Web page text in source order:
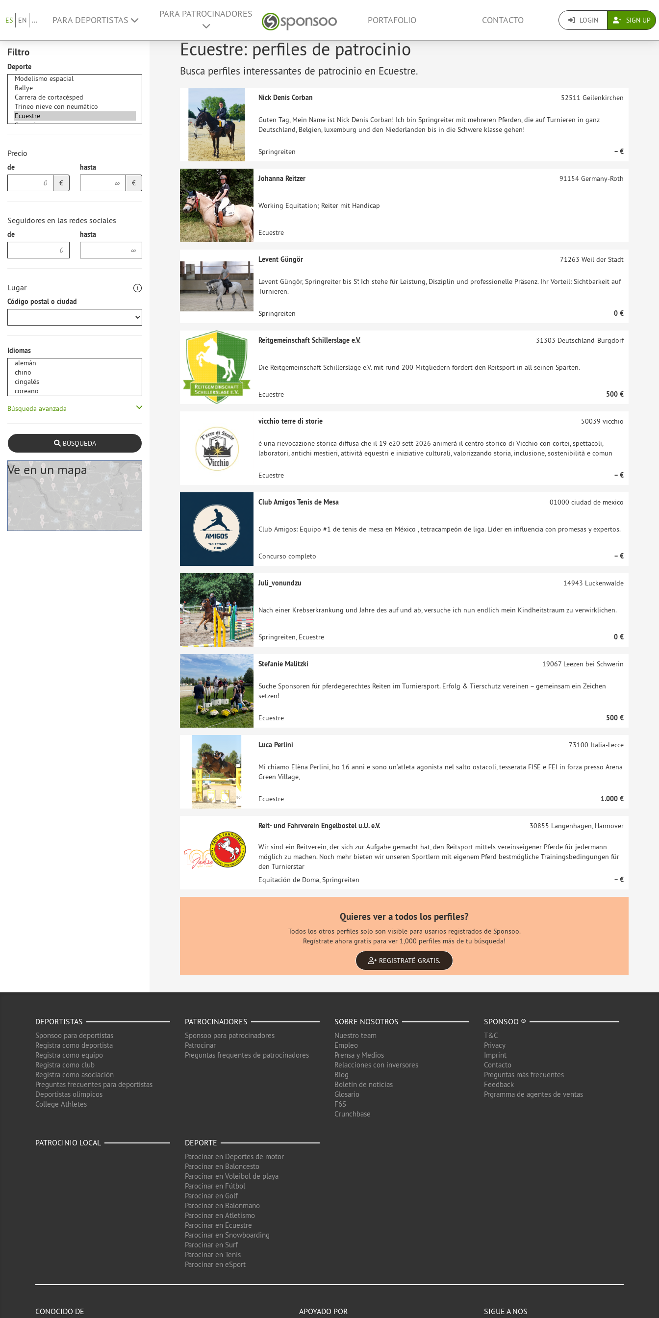
ES EN ... PARA DEPORTISTAS
PARA PATROCINADORES
PORTAFOLIO CONTACTO LOGIN SIGN UP
Filtro
Deporte
Precio
de
€
hasta
€
Seguidores en las redes sociales
de hasta
Lugar
Código postal o ciudad
Idiomas
Búsqueda avanzada
BÚSQUEDA
Ve en un mapa
Ecuestre: perfiles de patrocinio
Busca perfiles interessantes de patrocinio en Ecuestre.
Nick Denis Corban
Guten Tag, Mein Name ist Nick Denis Corban! Ich bin Springreiter mit mehreren Pferden, die auf Turnieren in ganz
Deutschland, Belgien, luxemburg und den Niederlanden bis in die Schwere klasse gehen!
52511 Geilenkirchen
Springreiten – €
Johanna Reitzer
Working Equitation; Reiter mit Handicap
91154Germany-Roth
Ecuestre
Levent Güngör
Levent Güngör, Springreiter bis S*. Ich stehe für Leistung, Disziplin und professionelle Präsenz. Ihr Vorteil: Sichtbarkeit auf
Turnieren.
71263 Weil der Stadt
Springreiten 0 €
Reitgemeinschaft Schillerslage e.V.
Die Reitgemeinschaft Schillerslage e.V. mit rund 200 Mitgliedern fördert den Reitsport in all seinen Sparten.
31303 Deutschland-Burgdorf
Ecuestre 500 €
vicchio terre di storie
è una rievocazione storica diffusa che il 19 e20 sett 2026 animerà il centro storico di Vicchio con cortei, spettacoli,
laboratori, antichi mestieri, attività equestri e iniziative culturali, valorizzando storia, inclusione, sostenibilità e comun
50039 vicchio
Ecuestre – €
Club Amigos Tenis de Mesa
Club Amigos: Equipo #1 de tenis de mesa en México , tetracampeón de liga. Líder en influencia con promesas y expertos.
01000 ciudad de mexico
Concurso completo – €
Juli_vonundzu
Nach einer Krebserkrankung und Jahre des auf und ab, versuche ich nun endlich mein Kindheitstraum zu verwirklichen.
14943 Luckenwalde
Springreiten, Ecuestre 0 €
Stefanie Malitzki
Suche Sponsoren für pferdegerechtes Reiten im Turniersport. Erfolg & Tierschutz vereinen – gemeinsam ein Zeichen
setzen!
19067Leezen bei Schwerin
Ecuestre 500 €
Luca Perlini
Mi chiamo Elèna Perlini, ho 16 anni e sono un’atleta agonista nel salto ostacoli, tesserata FISE e FEI in forza presso Arena
Green Village,
73100 Italia-Lecce
Ecuestre 1.000 €
Reit- und Fahrverein Engelbostel u.U. e.V.
Wir sind ein Reitverein, der sich zur Aufgabe gemacht hat, den Reitsport mittels vereinseigener Pferde für jedermann
möglich zu machen. Noch mehr bieten wir unseren Sportlern mit eigenem Pferd bestmögliche Trainingsbedingungen für
den Turnierstar
30855 Langenhagen, Hannover
Equitación de Doma, Springreiten – €
Quieres ver a todos los perfiles?
Todos los otros perfiles solo son visible para usarios registrados de Sponsoo.
Regístrate ahora gratis para ver 1,000 perfiles más de tu búsqueda!
REGISTRATÉ GRATIS.
DEPORTISTAS
Sponsoo para deportistas
Registra como deportista
Registra como equipo
Registra como club
Registra como asociación
Preguntas frecuentes para deportistas
Deportistas olimpicos
College Athletes
PATROCINADORES
Sponsoo para patrocinadores
Patrocinar
Preguntas frequentes de patrocinadores
SOBRE NOSOTROS
Nuestro team
Empleo
Prensa y Medios
Relacciones con inversores
Blog
Boletín de noticias
Glosario
F6S
Crunchbase
SPONSOO ®
T&C
Privacy
Imprint
Contacto
Preguntas más frecuentes
Feedback
Prgramma de agentes de ventas
PATROCINIO LOCAL DEPORTE
Parocinar en Deportes de motor
Parocinar en Baloncesto
Parocinar en Voleibol de playa
Parocinar en Fútbol
Parocinar en Golf
Parocinar en Balonmano
Parocinar en Atletismo
Parocinar en Ecuestre
Parocinar en Snowboarding
Parocinar en Surf
Parocinar en Tenis
Parocinar en eSport
CONOCIDO DE APOYADO POR SIGUE A NOS